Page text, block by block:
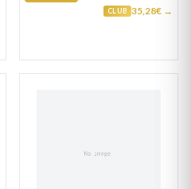
CLUB 35,28€ →